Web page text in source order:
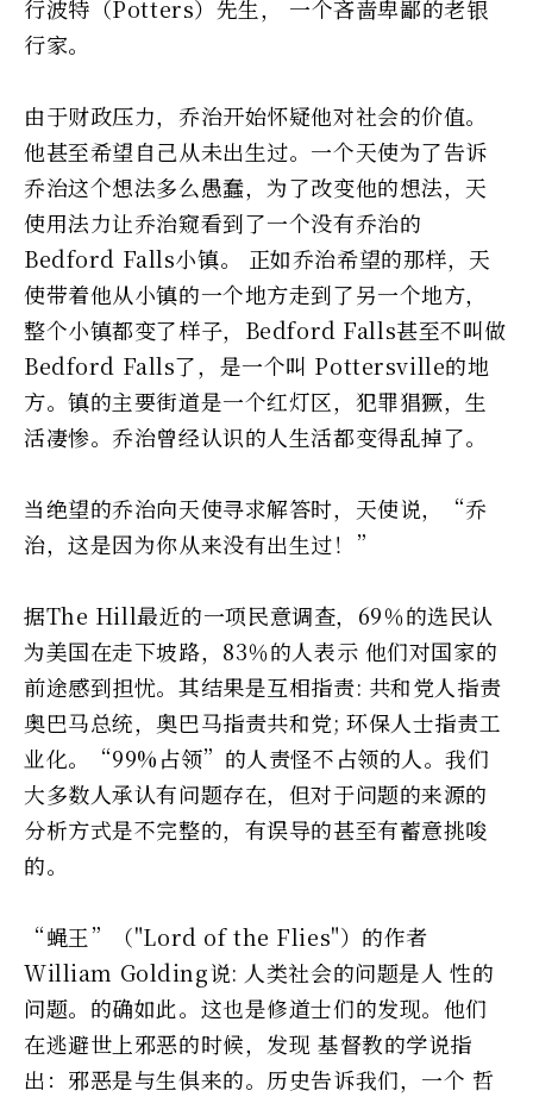
行波特（Potters）先生， 一个吝啬卑鄙的老银
行家。
由于财政压力，乔治开始怀疑他对社会的价值。
他甚至希望自己从未出生过。一个天使为了告诉
乔治这个想法多么愚蠢，为了改变他的想法，天
使用法力让乔治窥看到了一个没有乔治的
Bedford Falls小镇。 正如乔治希望的那样，天
使带着他从小镇的一个地方走到了另一个地方，
整个小镇都变了样子，Bedford Falls甚至不叫做
Bedford Falls了，是一个叫 Pottersville的地
方。镇的主要街道是一个红灯区，犯罪猖獗，生
活凄惨。乔治曾经认识的人生活都变得乱掉了。
当绝望的乔治向天使寻求解答时，天使说，“乔
治，这是因为你从来没有出生过！”
据The Hill最近的一项民意调查，69％的选民认
为美国在走下坡路，83％的人表示 他们对国家的
前途感到担忧。其结果是互相指责: 共和党人指责
奥巴马总统，奥巴马指责共和党; 环保人士指责工
业化。“99%占领”的人责怪不占领的人。我们
大多数人承认有问题存在，但对于问题的来源的
分析方式是不完整的，有误导的甚至有蓄意挑唆
的。
“蝇王”（"Lord of the Flies"）的作者
William Golding说: 人类社会的问题是人 性的
问题。的确如此。这也是修道士们的发现。他们
在逃避世上邪恶的时候，发现 基督教的学说指
出：邪恶是与生俱来的。历史告诉我们，一个 哲